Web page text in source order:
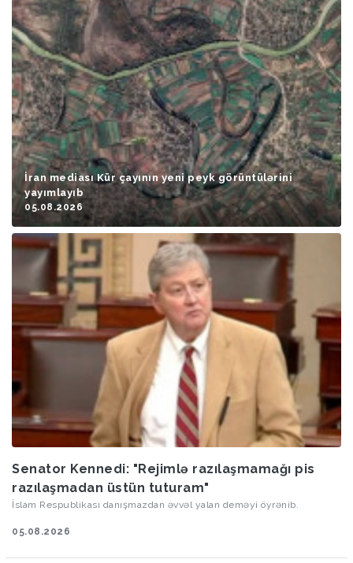
İran mediası Kür çayının yeni peyk görüntülərini
yayımlayıb
05.08.2026
Senator Kennedi: "Rejimlə razılaşmamağı pis
razılaşmadan üstün tuturam"
İslam Respublikası danışmazdan əvvəl yalan deməyi öyrənib.
05.08.2026